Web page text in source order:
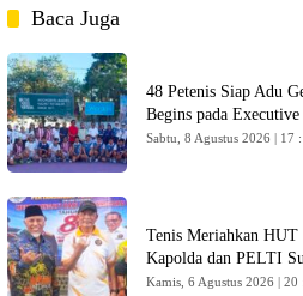
Baca Juga
48 Petenis Siap Adu
Begins pada
Sabtu, 8 Agustus 2026 | 17
Tenis Meriahkan HUT
Kapolda dan PELTI
Kamis, 6 Agustus 2026 | 20